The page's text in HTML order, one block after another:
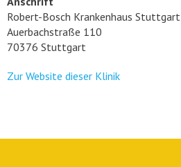
Robert-Bosch Krankenhaus Stuttgart
Auerbachstraße 110
70376 Stuttgart
Zur Website dieser Klinik